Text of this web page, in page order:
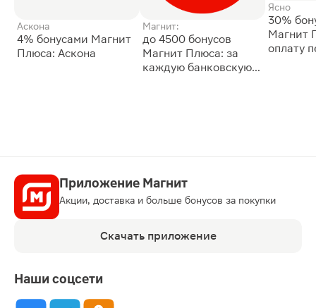
Аскона
4% бонусами Магнит
Плюса: Аскона
Магнит:
до 4500 бонусов
Магнит Плюса: за
каждую банковскую
Ясно
30%
Магнит
оплату
Приложение Магнит
Акции, доставка и больше бонусов за покупки
Скачать приложение
Наши соцсети